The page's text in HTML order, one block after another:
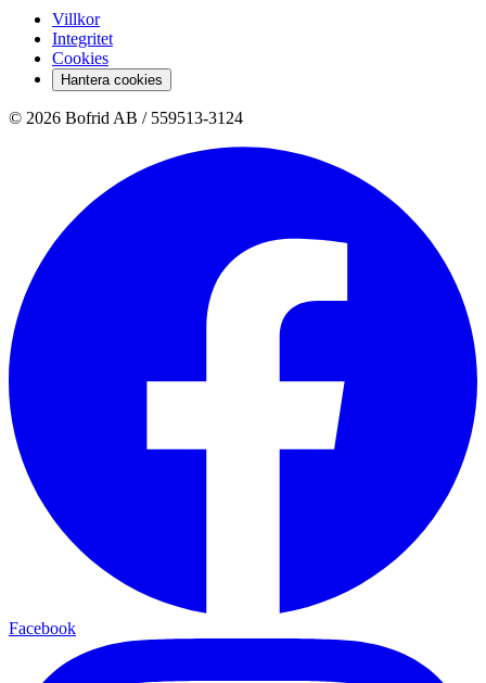
Villkor
Integritet
Cookies
Hantera cookies
© 2026 Bofrid AB / 559513-3124
Facebook